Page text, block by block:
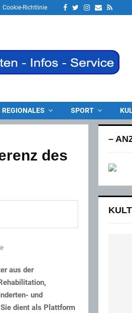
Cookie-Richtlinie Facebook
Twitter
Instagram
EmailRss
REGIONALES SPORT
des
aus der
und
dient als Plattform
–